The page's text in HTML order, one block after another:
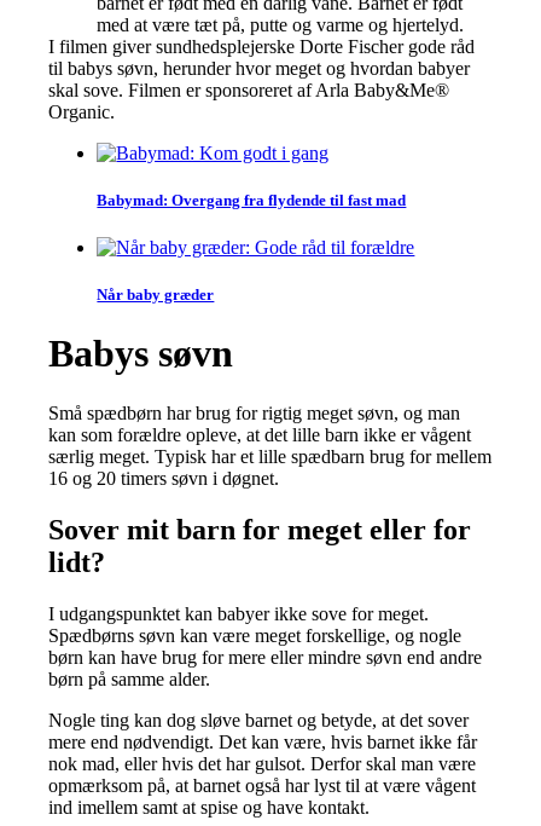
med at være tæt på, putte og varme og hjertelyd.
I filmen giver sundhedsplejerske Dorte Fischer gode råd
til babys søvn, herunder hvor meget og hvordan babyer
skal sove. Filmen er sponsoreret af Arla Baby&Me®
Organic.
Babymad: Overgang fra flydende til fast mad
Når baby græder
Babys søvn
Små spædbørn har brug for rigtig meget søvn, og man
kan som forældre opleve, at det lille barn ikke er vågent
særlig meget. Typisk har et lille spædbarn brug for mellem
16 og 20 timers søvn i døgnet.
Sover mit barn for meget eller for
lidt?
I udgangspunktet kan babyer ikke sove for meget.
Spædbørns søvn kan være meget forskellige, og nogle
børn kan have brug for mere eller mindre søvn end andre
børn på samme alder.
Nogle ting kan dog sløve barnet og betyde, at det sover
mere end nødvendigt. Det kan være, hvis barnet ikke får
nok mad, eller hvis det har gulsot. Derfor skal man være
opmærksom på, at barnet også har lyst til at være vågent
ind imellem samt at spise og have kontakt.